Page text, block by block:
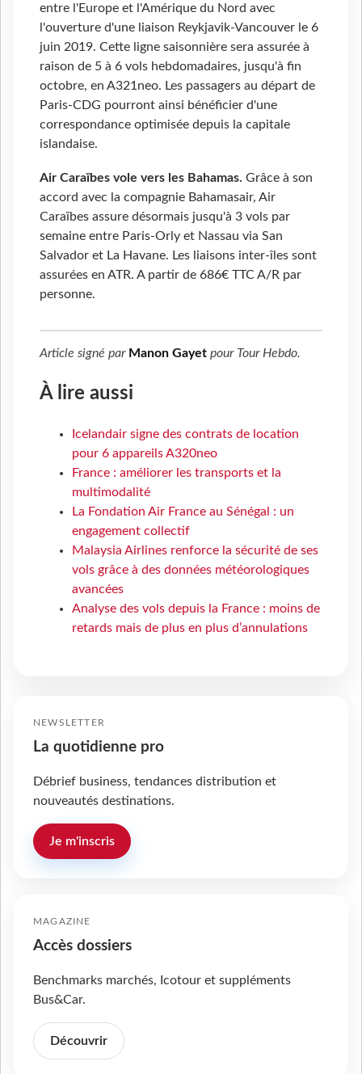
entre l'Europe et l'Amérique du Nord avec
l'ouverture d'une liaison Reykjavik-Vancouver le 6
juin 2019. Cette ligne saisonnière sera assurée à
raison de 5 à 6 vols hebdomadaires, jusqu'à fin
octobre, en A321neo. Les passagers au départ de
Paris-CDG pourront ainsi bénéficier d'une
correspondance optimisée depuis la capitale
islandaise.
Air Caraïbes vole vers les Bahamas. Grâce à son
accord avec la compagnie Bahamasair, Air
Caraïbes assure désormais jusqu'à 3 vols par
semaine entre Paris-Orly et Nassau via San
Salvador et La Havane. Les liaisons inter-îles sont
assurées en ATR. A partir de 686€ TTC A/R par
personne.
Article signé par Manon Gayet pour Tour Hebdo.
À lire aussi
Icelandair signe des contrats de location
pour 6 appareils A320neo
France : améliorer les transports et la
multimodalité
La Fondation Air France au Sénégal : un
engagement collectif
Malaysia Airlines renforce la sécurité de ses
vols grâce à des données météorologiques
avancées
Analyse des vols depuis la France : moins de
retards mais de plus en plus d’annulations
NEWSLETTER
La quotidienne pro
Débrief business, tendances distribution et
nouveautés destinations.
Je m'inscris
MAGAZINE
Accès dossiers
Benchmarks marchés, Icotour et suppléments
Bus&Car.
Découvrir